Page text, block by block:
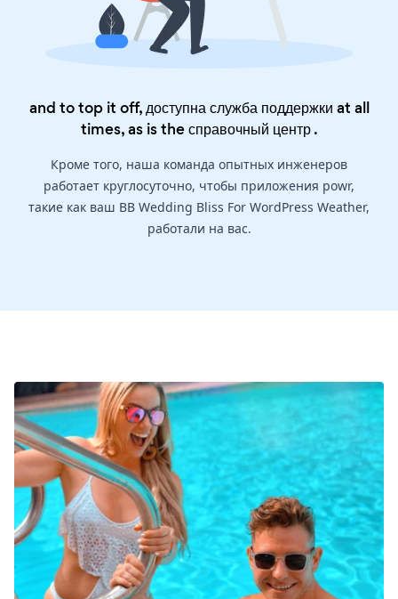
and to top it off, доступна служба поддержки at all
times, as is theсправочный центр.
Кроме того, наша команда опытных инженеров
работает круглосуточно, чтобы приложения powr,
такие как ваш BB Wedding Bliss For WordPress Weather,
работали на вас.